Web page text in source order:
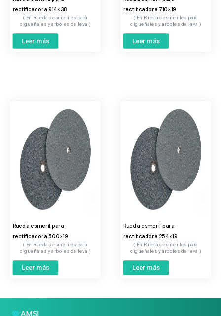
rectificadora 914×38
Ruedas esmeriles para
cigueñales y arboles de leva
Leer más
rectificadora 710×19
Ruedas esmeriles para
cigueñales y arboles de leva
Leer más
Rueda esmeril para
rectificadora 500×19
Ruedas esmeriles para
cigueñales y arboles de leva
Leer más
Rueda esmeril para
rectificadora 254×19
Ruedas esmeriles para
cigueñales y arboles de leva
Leer más